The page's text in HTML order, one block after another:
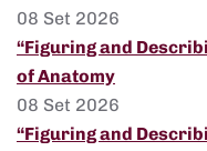
08 Set 2026
“Figuring and
of Anatomy
08 Set 2026
“Figuring and